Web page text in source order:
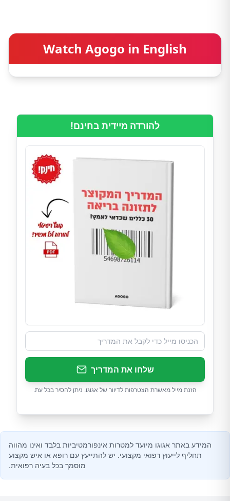
Watch Agogo in English
להורדה מיידית בחינם!
שלחו את המדריך
הזנת מייל מאשרת הצטרפות לדיוור של אגוגו. ניתן להסיר בכל עת.
המידע באתר אגוגו מיועד למטרות אינפורמטיביות בלבד ואינו מהווה
תחליף לייעוץ רפואי מקצועי. יש להתייעץ עם רופא או איש מקצוע
מוסמך בכל בעיה רפואית.